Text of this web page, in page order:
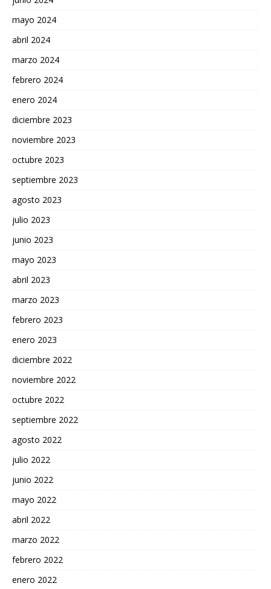
mayo 2024
abril 2024
marzo 2024
febrero 2024
enero 2024
diciembre 2023
noviembre 2023
octubre 2023
septiembre 2023
agosto 2023
julio 2023
junio 2023
mayo 2023
abril 2023
marzo 2023
febrero 2023
enero 2023
diciembre 2022
noviembre 2022
octubre 2022
septiembre 2022
agosto 2022
julio 2022
junio 2022
mayo 2022
abril 2022
marzo 2022
febrero 2022
enero 2022